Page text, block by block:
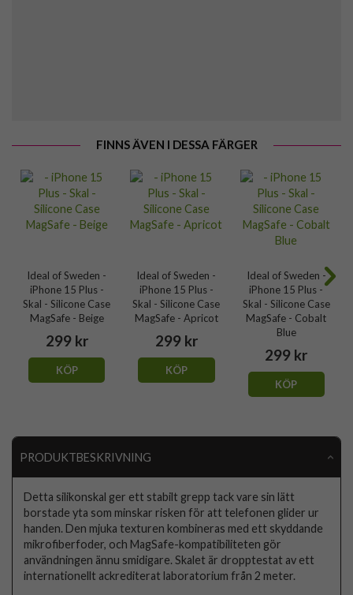
FINNS ÄVEN I DESSA FÄRGER
Ideal of Sweden -
iPhone 15 Plus -
Skal - Silicone Case
MagSafe - Beige
299 kr
KÖP
Ideal of Sweden -
iPhone 15 Plus -
Skal - Silicone Case
MagSafe - Apricot
299 kr
KÖP
Ideal of Sweden -
iPhone 15 Plus -
Skal - Silicone Case
MagSafe - Cobalt
Blue
299 kr
KÖP
PRODUKTBESKRIVNING
Detta silikonskal ger ett stabilt grepp tack vare sin lätt
borstade yta som minskar risken för att telefonen glider ur
handen. Den mjuka texturen kombineras med ett skyddande
mikrofiberfoder, och MagSafe-kompatibiliteten gör
användningen ännu smidigare. Skalet är dropptestat av ett
internationellt ackrediterat laboratorium från 2 meter.